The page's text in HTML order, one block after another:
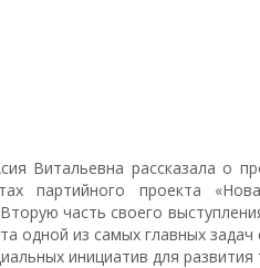
Витальевна рассказала о
партийного проекта
часть своего
одной из самых главных
инициатив для развития